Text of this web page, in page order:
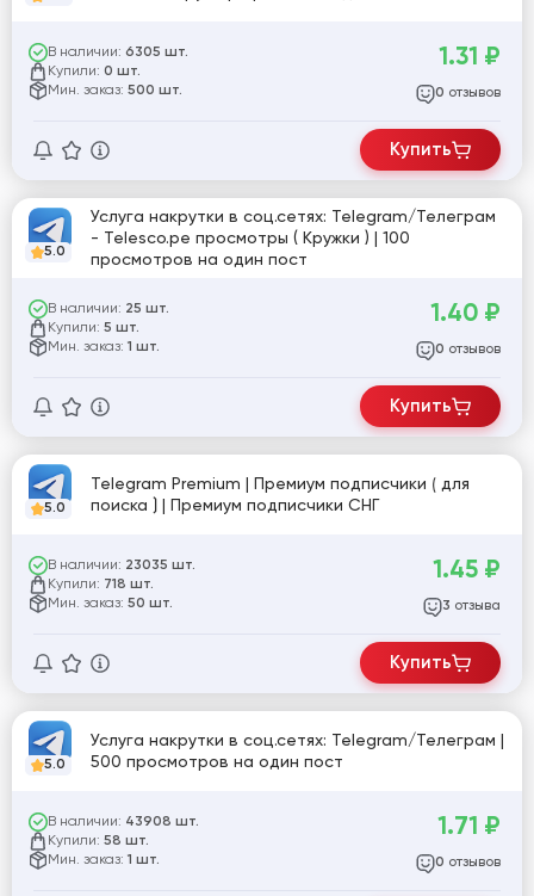
В наличии: 6305 шт.
Купили: 0 шт.
Мин. заказ: 500 шт.
1.31 ₽
0 отзывов
Купить
5.0
Услуга накрутки в соц.сетях: Telegram/Телеграм
- Telesco.pe просмотры ( Кружки ) | 100
просмотров на один пост
В наличии: 25 шт.
Купили: 5 шт.
Мин. заказ: 1 шт.
1.40 ₽
0 отзывов
Купить
5.0
Telegram Premium | Премиум подписчики ⟮ для
поиска ⟯ | Премиум подписчики СНГ
В наличии: 23035 шт.
Купили: 718 шт.
Мин. заказ: 50 шт.
1.45 ₽
3 отзыва
Купить
5.0
Услуга накрутки в соц.сетях: Telegram/Телеграм |
500 просмотров на один пост
В наличии: 43908 шт.
Купили: 58 шт.
Мин. заказ: 1 шт.
1.71 ₽
0 отзывов